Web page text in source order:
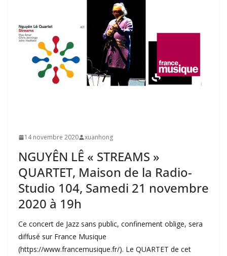
14 novembre 2020 xuanhong
NGUYÊN LÊ « STREAMS »
QUARTET, Maison de la Radio-
Studio 104, Samedi 21 novembre
2020 à 19h
Ce concert de Jazz sans public, confinement oblige, sera
diffusé sur France Musique
(https://www.francemusique.fr/). Le QUARTET de cet